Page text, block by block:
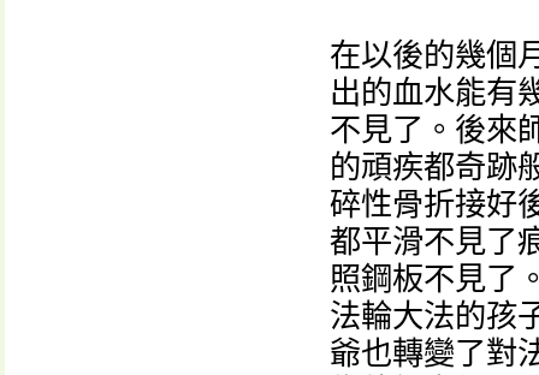
在以後的幾個
出的血水能有
不見了。後來
的頑疾都奇跡
碎性骨折接好
都平滑不見了
照鋼板不見了
法輪大法的孩
爺也轉變了對